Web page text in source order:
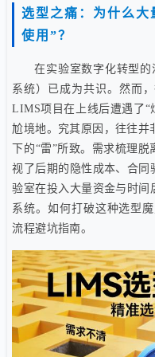
选型之痛：为什么
使用”？
在实验室数字化转型
系统）已成为共识。然而
LIMS项目在上线后遭遇了“
尬境地。究其原因，往往并
下的“雷”所致。需求梳理
视了后期的隐性成本、合
验室在投入大量资金与时间
系统。如何打破这种选型
流程避坑指南。